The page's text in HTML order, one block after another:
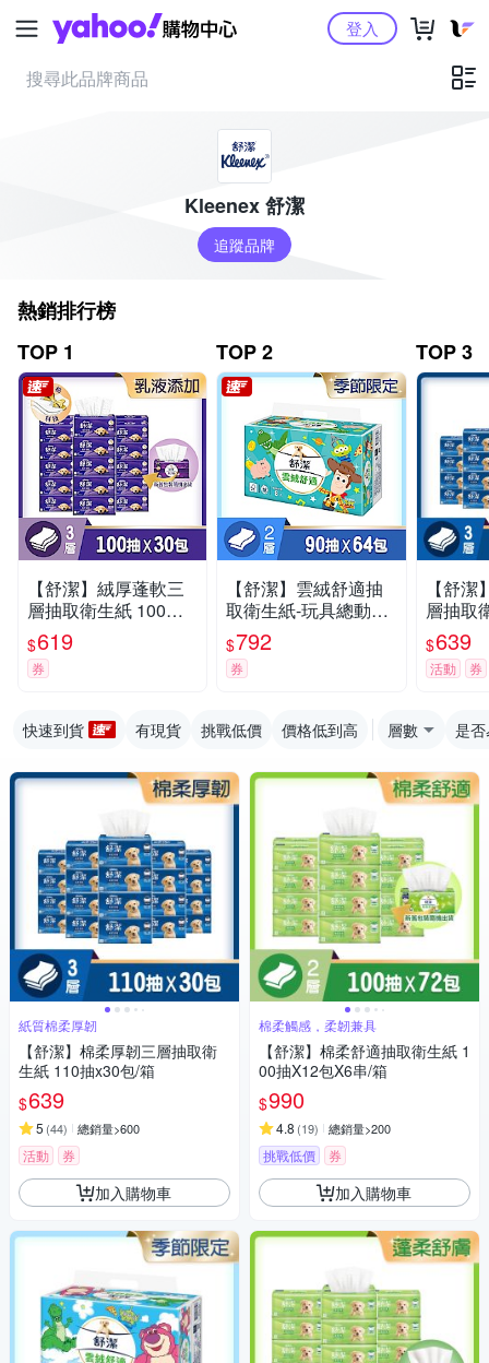
Yahoo購物中心登入
Kleenex 舒潔
追蹤品牌
熱銷排行榜
TOP 1
【舒潔】絨厚蓬軟三
層抽取衛生紙 100抽x
30包x1串/箱
$619
券
TOP 2
【舒潔】雲絨舒適抽
取衛生紙-玩具總動員
迪士尼限定款 90抽x6
4包/箱
$792
券
TOP 3
【舒
層抽取
30包/箱
$639
活動 券
快速到貨 有現貨 挑戰低價 價格低到高 層數 是
紙質棉柔厚韌
【舒潔】棉柔厚韌三層抽取衛
生紙 110抽x30包/箱
$639
5 (44) 總銷量>600
活動 券
加入購物車
棉柔觸感，柔韌兼具
【舒潔】棉柔舒適抽取衛生紙 1
00抽X12包X6串/箱
$990
4.8 (19) 總銷量>200
挑戰低價 券
加入購物車